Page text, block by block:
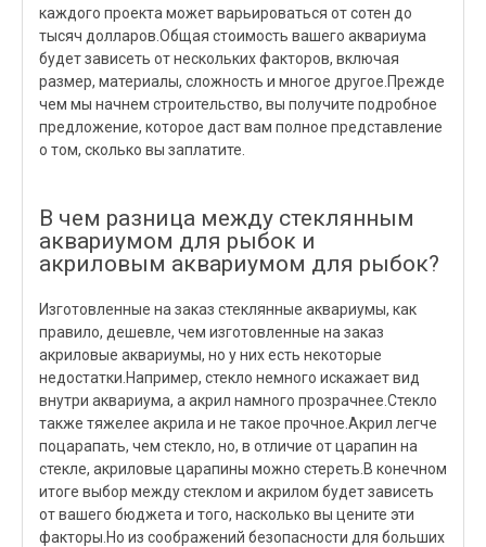
каждого проекта может варьироваться от сотен до
тысяч долларов.Общая стоимость вашего аквариума
будет зависеть от нескольких факторов, включая
размер, материалы, сложность и многое другое.Прежде
чем мы начнем строительство, вы получите подробное
предложение, которое даст вам полное представление
о том, сколько вы заплатите.
В чем разница между стеклянным
аквариумом для рыбок и
акриловым аквариумом для рыбок?
Изготовленные на заказ стеклянные аквариумы, как
правило, дешевле, чем изготовленные на заказ
акриловые аквариумы, но у них есть некоторые
недостатки.Например, стекло немного искажает вид
внутри аквариума, а акрил намного прозрачнее.Стекло
также тяжелее акрила и не такое прочное.Акрил легче
поцарапать, чем стекло, но, в отличие от царапин на
стекле, акриловые царапины можно стереть.В конечном
итоге выбор между стеклом и акрилом будет зависеть
от вашего бюджета и того, насколько вы цените эти
факторы.Но из соображений безопасности для больших